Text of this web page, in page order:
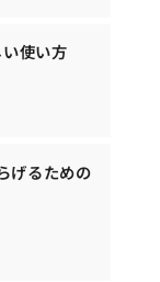
使い方
げるための